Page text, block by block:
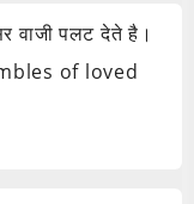
वाजी पलट देते है।
of loved